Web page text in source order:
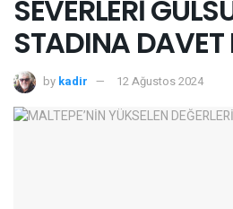
SEVERLERİ
STADINA DAVET
by kadir 12 Ağustos 2024